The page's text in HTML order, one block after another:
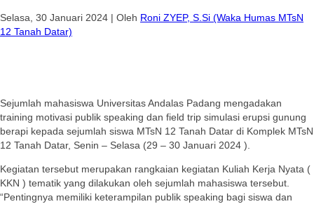
Selasa, 30 Januari 2024 | Oleh Roni ZYEP, S.Si (Waka Humas MTsN
12 Tanah Datar)
Sejumlah mahasiswa Universitas Andalas Padang mengadakan
training motivasi publik speaking dan field trip simulasi erupsi gunung
berapi kepada sejumlah siswa MTsN 12 Tanah Datar di Komplek MTsN
12 Tanah Datar, Senin – Selasa (29 – 30 Januari 2024 ).
Kegiatan tersebut merupakan rangkaian kegiatan Kuliah Kerja Nyata (
KKN ) tematik yang dilakukan oleh sejumlah mahasiswa tersebut.
“Pentingnya memiliki keterampilan publik speaking bagi siswa dan